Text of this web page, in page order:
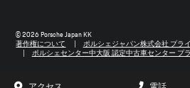
© 2026 Porsche Japan KK
著作権について
ポルシェジャパン株式会社 プラ
ポルシェセンター中大阪 認定中古車センター プ